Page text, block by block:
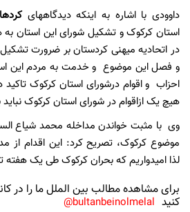
داوودی با اشاره به اینکه دیدگاههایکردها
استان کرکوک و تشکیل شورای این استان
در اتحادیه میهنی کردستان بر ضرورت
و فصل این موضوع و خدمت به مردم این
احزاب و اقوام درشورای استان کرکوک
هیچ یک ازاقوام در شورای استان کرکوک
وی با مثبت خواندن مداخله محمد شیاع
موضوع کرکوک، تصریح کرد: این اقدام از
لذا امیدواریم که بحران کرکوک طی یک
برای مشاهده مطالب بین الملل ما را در
کنید bultanbeinolmelal@